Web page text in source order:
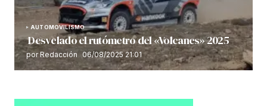
AUTOMOVILISMO
Desvelado el rutómetro del «Volcanes» 2025
por Redacción 06/08/2025 21:01